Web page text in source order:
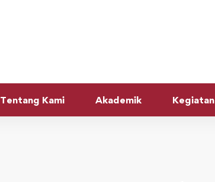
Tentang Kami Akademik Kegiatan